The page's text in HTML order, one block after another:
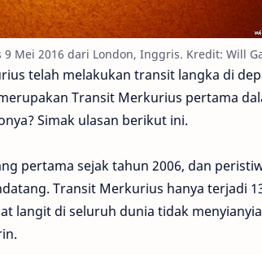
Mei 2016 dari London, Inggris. Kredit: Will
telah melakukan transit langka di
Transit Merkurius pertama
Simak ulasan berikut ini.
pertama sejak tahun 2006, dan
Transit Merkurius hanya terjadi
langit di seluruh dunia tidak